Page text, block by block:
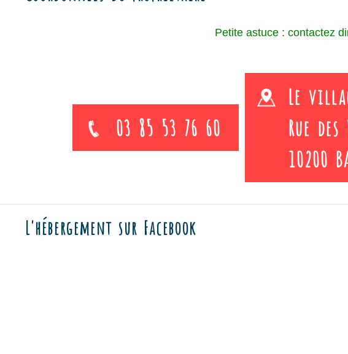
Petite astuce : contactez
03 85 53 76 60
Le
Rue
10200
L'hébergement sur Facebook